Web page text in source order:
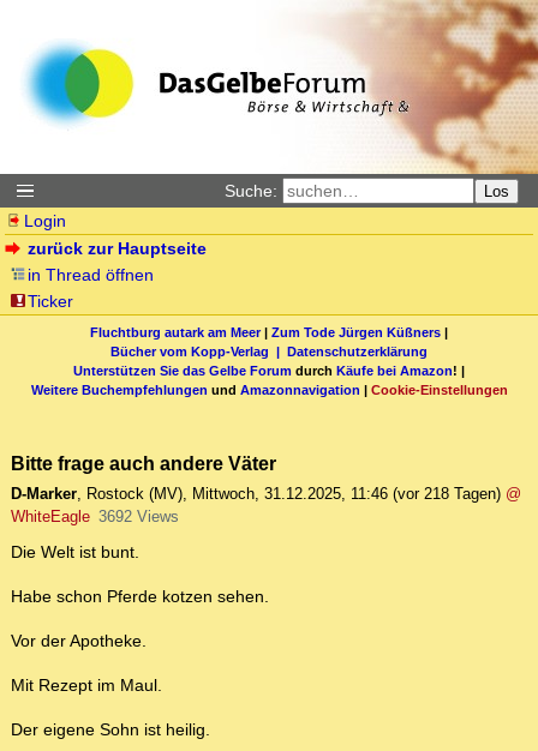
Suche: Los
Login
zurück zur Hauptseite
in Thread öffnen
Ticker
Fluchtburg autark am Meer| Zum Tode Jürgen Küßners |
Bücher vom Kopp-Verlag | Datenschutzerklärung
Unterstützen Sie das Gelbe Forum durch Käufe bei Amazon! |
Weitere Buchempfehlungen und Amazonnavigation | Cookie-Einstellungen
Bitte frage auch andere Väter
D-Marker, Rostock (MV), Mittwoch, 31.12.2025, 11:46 (vor 218 Tagen) @
WhiteEagle 3692 Views
Die Welt ist bunt.
Habe schon Pferde kotzen sehen.
Vor der Apotheke.
Mit Rezept im Maul.
Der eigene Sohn ist heilig.